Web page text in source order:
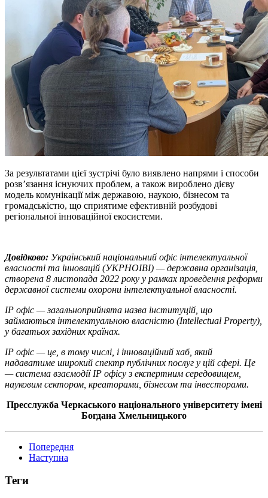
За результатами цієї зустрічі було виявлено напрями і способи
розв’язання існуючих проблем, а також вироблено дієву
модель комунікації між державою, наукою, бізнесом та
громадськістю, що сприятиме ефективній розбудові
регіональної інноваційної екосистеми.
Довідково: Український національний офіс інтелектуальної
власності та інновацій (УКРНОІВІ) — державна організація,
створена 8 листопада 2022 року у рамках проведення реформи
державної системи охорони інтелектуальної власності.
IP офіс — загальноприйнята назва інституцій, що
займаються інтелектуальною власністю (Intellectual Property),
у багатьох західних країнах.
ІР офіс — це, в тому числі, і інноваційний хаб, який
надаватиме широкий спектр публічних послуг у цій сфері. Це
— система взаємодії IP офісу з експертним середовищем,
науковим сектором, креаторами, бізнесом та інвесторами.
Пресслужба Черкаського національного університету імені
Богдана Хмельницького
Попередня
Наступна
Теги